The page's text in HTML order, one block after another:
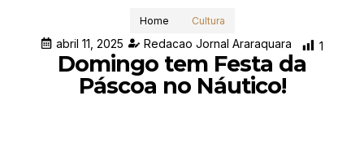
Home Cultura
abril 11, 2025 Redacao Jornal Araraquara 1
Domingo tem Festa da
Páscoa no Náutico!